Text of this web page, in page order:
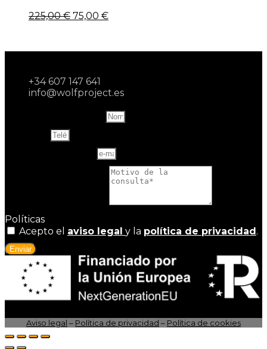
225,00€ 75,00 €
+34 607 147 641
info@wolfproject.es
Políticas
Acepto el aviso legal y la política de privacidad.
Enviar
Aviso legal – Política de privacidad – Política de cookies